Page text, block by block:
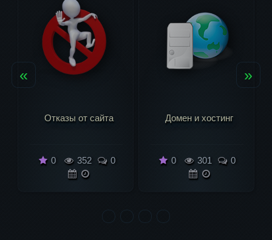
Домен и хостинг
0 301 0
Как развивать сайт
0 545 0
« »